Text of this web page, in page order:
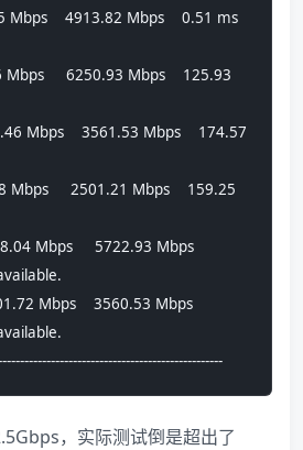
Mbps    4913.82 Mbps    0.51 ms
Mbps     6250.93 Mbps    125.93
Mbps    3561.53 Mbps    174.57
Mbps     2501.21 Mbps    159.25
Mbps     5722.93 Mbps
Mbps    3560.53 Mbps
，实际测试倒是超出了